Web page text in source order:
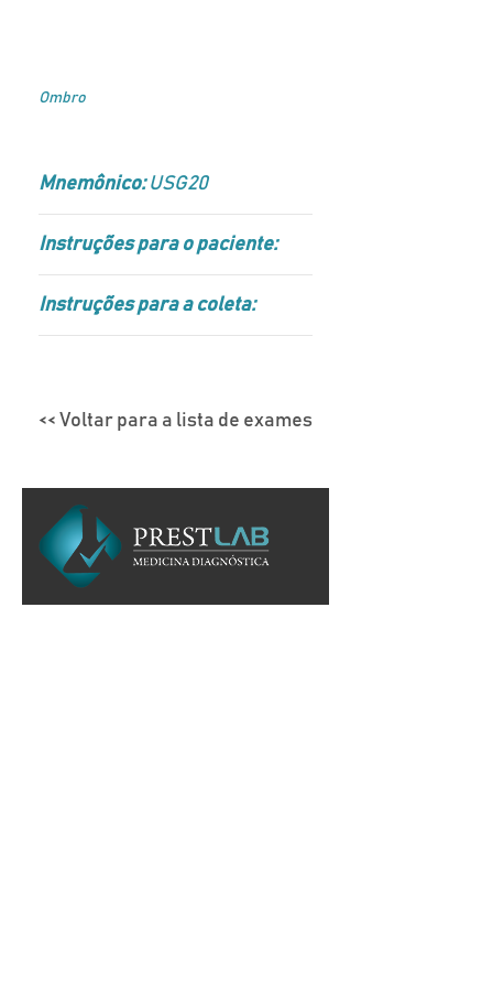
Ombro
Mnemônico:USG20
Instruções para o paciente:
Instruções para a coleta:
<< Voltar para a lista de exames